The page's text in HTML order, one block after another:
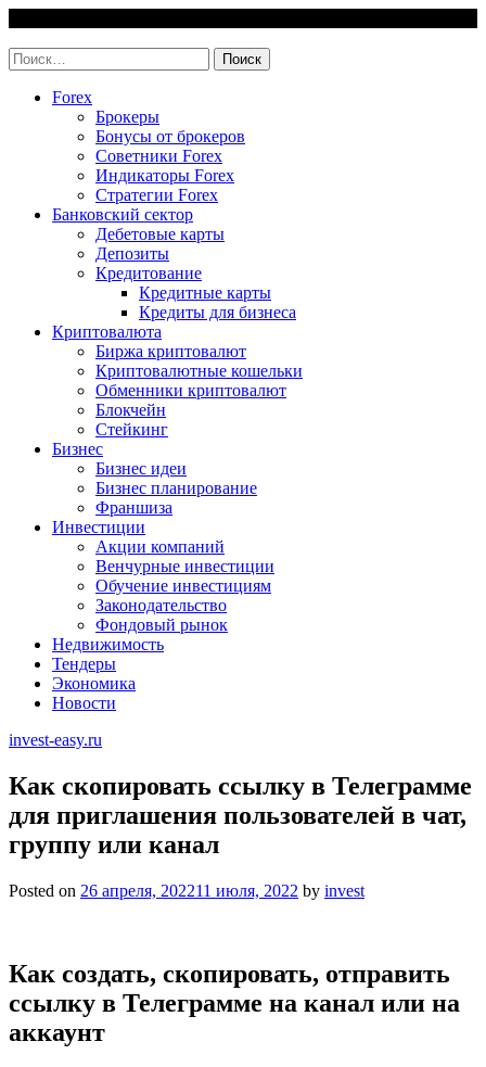
content
Найти:
Forex
Брокеры
Бонусы от брокеров
Советники Forex
Индикаторы Forex
Стратегии Forex
Банковский сектор
Дебетовые карты
Депозиты
Кредитование
Кредитные карты
Кредиты для бизнеса
Криптовалюта
Биржа криптовалют
Криптовалютные кошельки
Обменники криптовалют
Блокчейн
Стейкинг
Бизнес
Бизнес идеи
Бизнес планирование
Франшиза
Инвестиции
Акции компаний
Венчурные инвестиции
Обучение инвестициям
Законодательство
Фондовый рынок
Недвижимость
Тендеры
Экономика
Новости
invest-easy.ru
Как скопировать ссылку в Телеграмме
для приглашения пользователей в чат,
группу или канал
Posted on 26 апреля, 202211 июля, 2022 by invest
Как создать, скопировать, отправить
ссылку в Телеграмме на канал или на
аккаунт